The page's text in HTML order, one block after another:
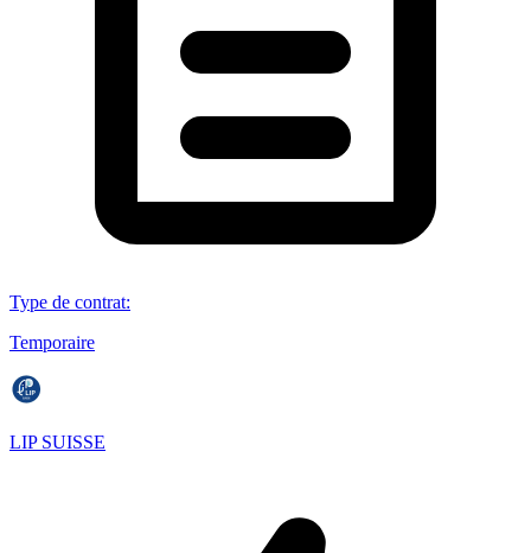
Type de contrat:
Temporaire
LIP SUISSE